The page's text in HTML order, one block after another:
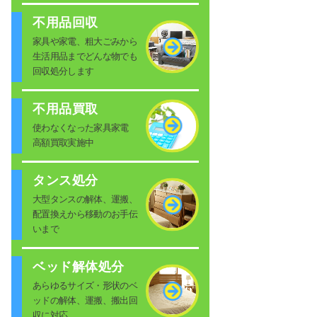
不用品回収
家具や家電、粗大ごみから
生活用品までどんな物でも
回収処分します
不用品買取
使わなくなった家具家電
高額買取実施中
タンス処分
大型タンスの解体、運搬、
配置換えから移動のお手伝
いまで
ベッド解体処分
あらゆるサイズ・形状のベ
ッドの解体、運搬、搬出回